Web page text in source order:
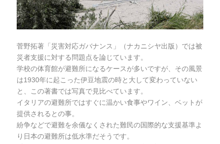
菅野拓著「災害対応ガバナンス」（ナカニシヤ出版）では被
災者支援に対する問題点を論じています。
学校の体育館が避難所になるケースが多いですが、その風景
は1930年に起こった伊豆地震の時と大して変わっていない
と、この著書では写真で見比べています。
イタリアの避難所ではすぐに温かい食事やワイン、ベットが
提供されるとの事。
紛争などで避難を余儀なくされた難民の国際的な支援基準よ
り日本の避難所は低水準だそうです。